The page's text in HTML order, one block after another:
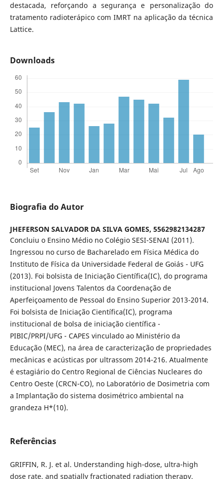
destacada, reforçando a segurança e personalização do
tratamento radioterápico com IMRT na aplicação da técnica
Lattice.
Downloads
Biografia do Autor
JHEFERSON SALVADOR DA SILVA GOMES, 5562982134287
Concluiu o Ensino Médio no Colégio SESI-SENAI (2011).
Ingressou no curso de Bacharelado em Física Médica do
Instituto de Física da Universidade Federal de Goiás - UFG
(2013). Foi bolsista de Iniciação Científica(IC), do programa
institucional Jovens Talentos da Coordenação de
Aperfeiçoamento de Pessoal do Ensino Superior 2013-2014.
Foi bolsista de Iniciação Científica(IC), programa
institucional de bolsa de iniciação científica -
PIBIC/PRPI/UFG - CAPES vinculado ao Ministério da
Educação (MEC), na área de caracterização de propriedades
mecânicas e acústicas por ultrassom 2014-216. Atualmente
é estagiário do Centro Regional de Ciências Nucleares do
Centro Oeste (CRCN-CO), no Laboratório de Dosimetria com
a Implantação do sistema dosimétrico ambiental na
grandeza H*(10).
Referências
GRIFFIN, R. J. et al. Understanding high-dose, ultra-high
dose rate, and spatially fractionated radiation therapy.